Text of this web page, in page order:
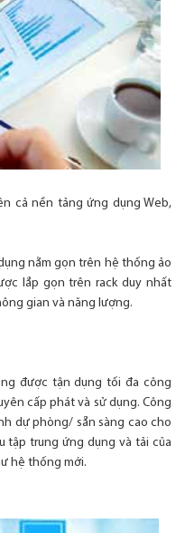
cả nền tảng ứng dụng Web,
nằm gọn trên hệ thống ảo
lắp gọn trên rack duy nhất
gian và năng lượng.
được tận dụng tối đa công
cấp phát và sử dụng. Công
dự phòng/ sẵn sàng cao cho
tập trung ứng dụng và tải của
hệ thống mới.